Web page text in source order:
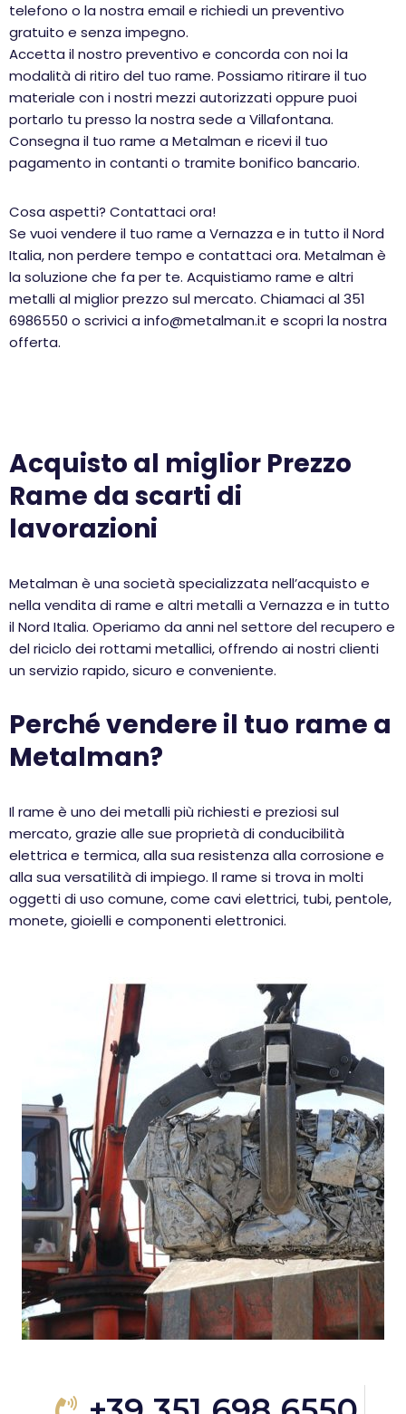
telefono o la nostra email e richiedi un preventivo
gratuito e senza impegno.
Accetta il nostro preventivo e concorda con noi la
modalità di ritiro del tuo rame. Possiamo ritirare il tuo
materiale con i nostri mezzi autorizzati oppure puoi
portarlo tu presso la nostra sede a Villafontana.
Consegna il tuo rame a Metalman e ricevi il tuo
pagamento in contanti o tramite bonifico bancario.
Cosa aspetti? Contattaci ora!
Se vuoi vendere il tuo rame a Vernazza e in tutto il Nord
Italia, non perdere tempo e contattaci ora. Metalman è
la soluzione che fa per te. Acquistiamo rame e altri
metalli al miglior prezzo sul mercato. Chiamaci al 351
6986550 o scrivici a info@metalman.it e scopri la nostra
offerta.
Acquisto al miglior Prezzo
Rame da scarti di
lavorazioni
Metalman è una società specializzata nell’acquisto e
nella vendita di rame e altri metalli a Vernazza e in tutto
il Nord Italia. Operiamo da anni nel settore del recupero e
del riciclo dei rottami metallici, offrendo ai nostri clienti
un servizio rapido, sicuro e conveniente.
Perché vendere il tuo rame a
Metalman?
Il rame è uno dei metalli più richiesti e preziosi sul
mercato, grazie alle sue proprietà di conducibilità
elettrica e termica, alla sua resistenza alla corrosione e
alla sua versatilità di impiego. Il rame si trova in molti
oggetti di uso comune, come cavi elettrici, tubi, pentole,
monete, gioielli e componenti elettronici.